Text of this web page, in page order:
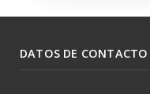
DATOS DE CONTACTO